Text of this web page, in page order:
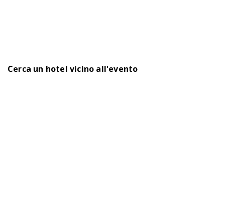
Cerca un hotel vicino all'evento